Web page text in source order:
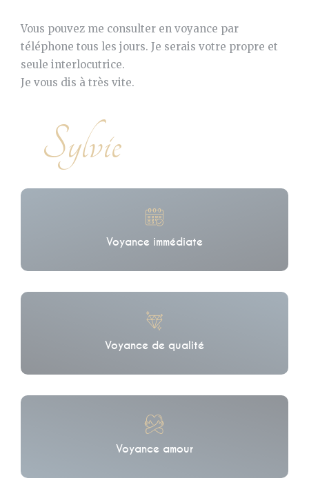
Vous pouvez me consulter en voyance par
téléphone tous les jours. Je serais votre propre et
seule interlocutrice.
Je vous dis à très vite.
Sylvie
Voyance immédiate
Voyance de qualité
Voyance amour